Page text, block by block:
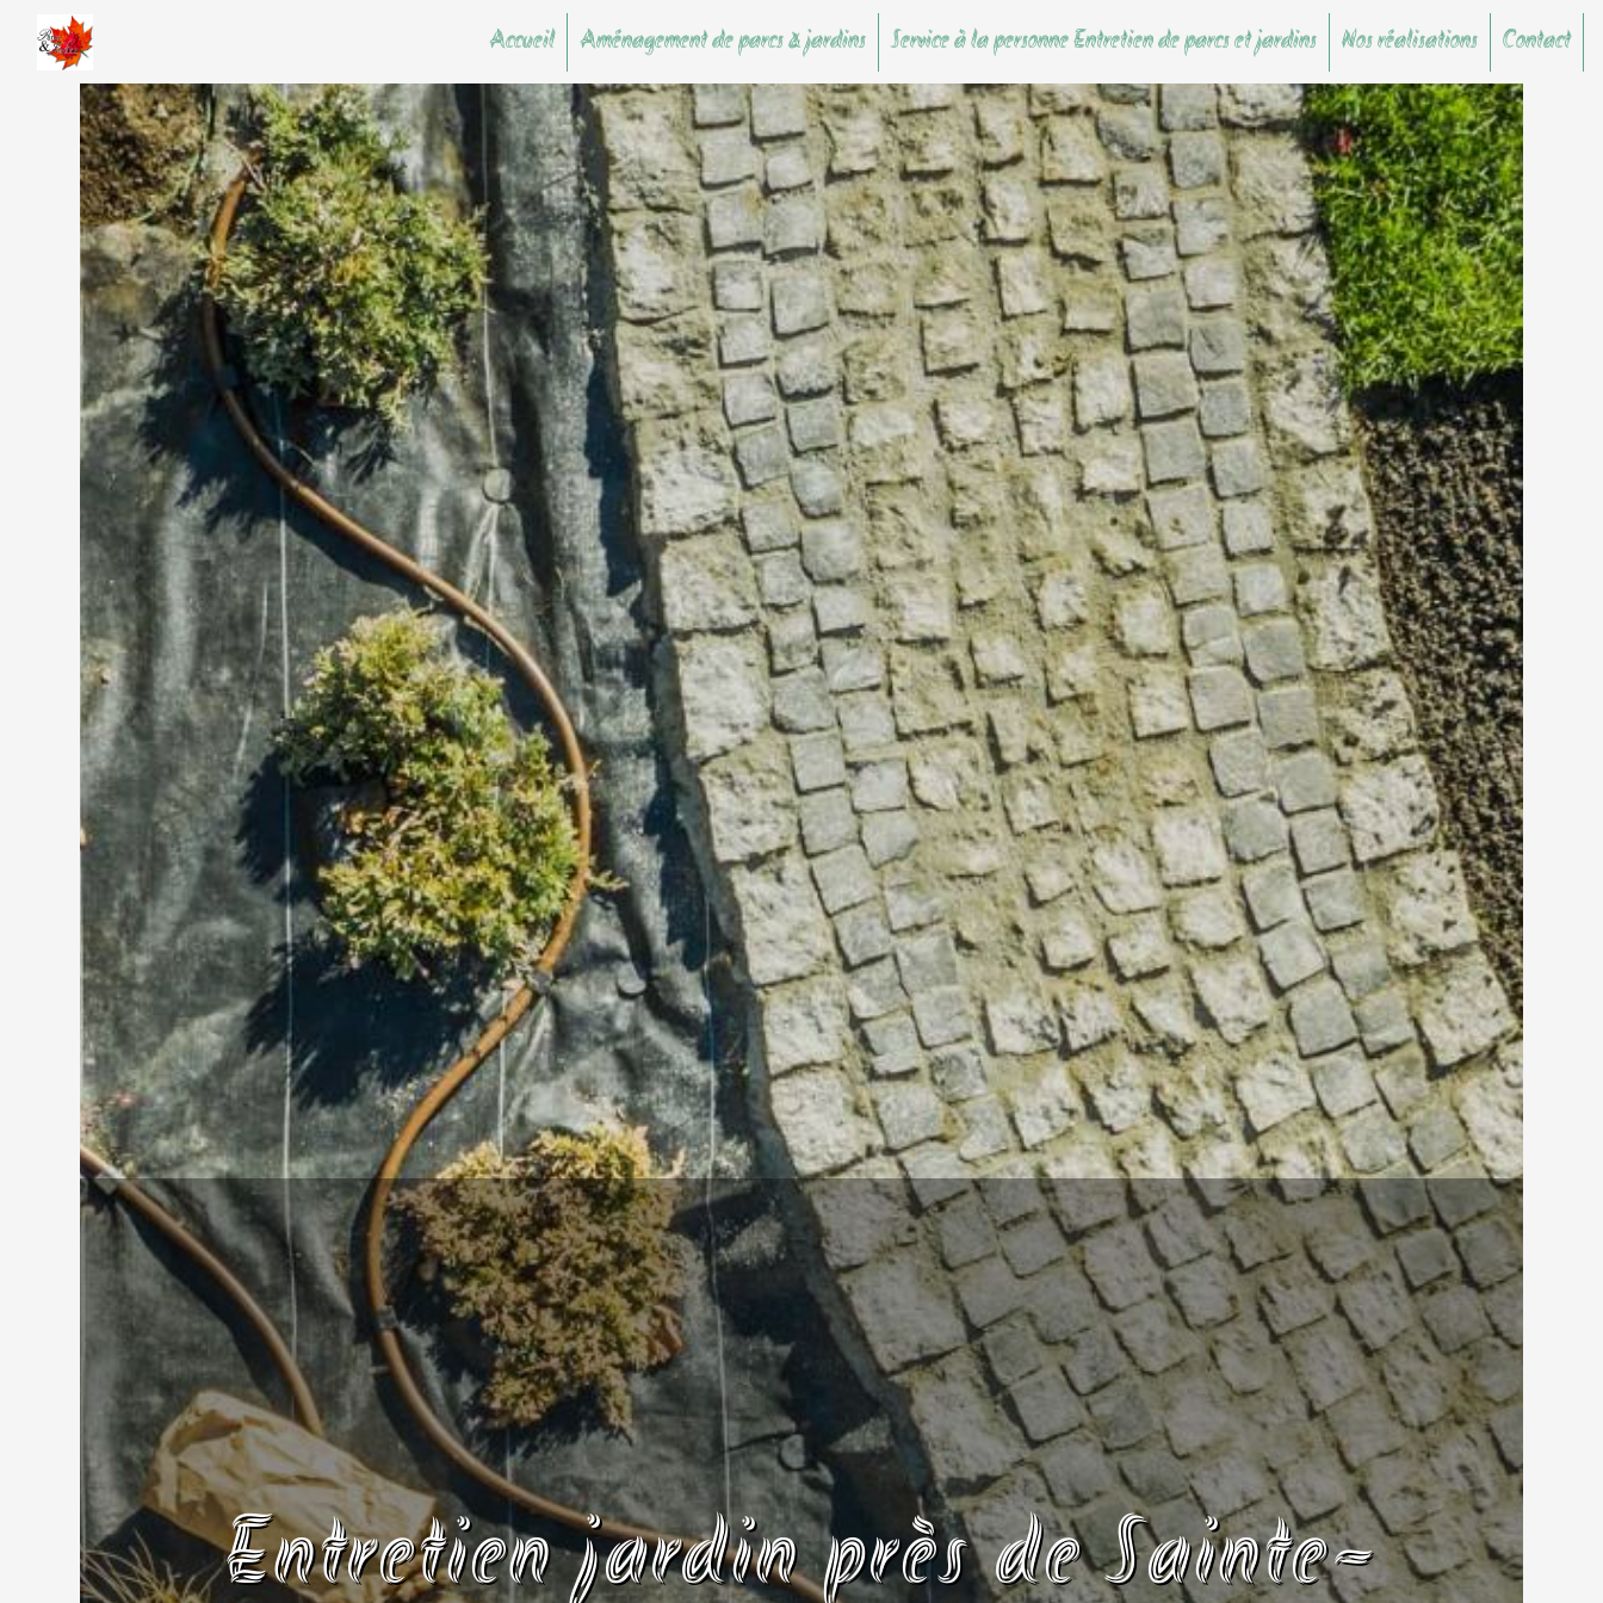
Accueil Aménagement de parcs & jardins Service à la personne Entretien de parcs et jardins Nos réalisations Contact
Entretien jardin près de Sainte-
Panneau de gestion des cookies